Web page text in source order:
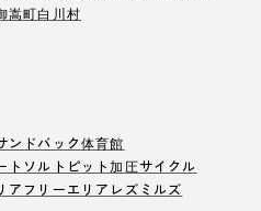
嵩町白川村
ンドバック体育館
ト ソルトピット加圧サイクル
ア フリーエリア レズミルズ